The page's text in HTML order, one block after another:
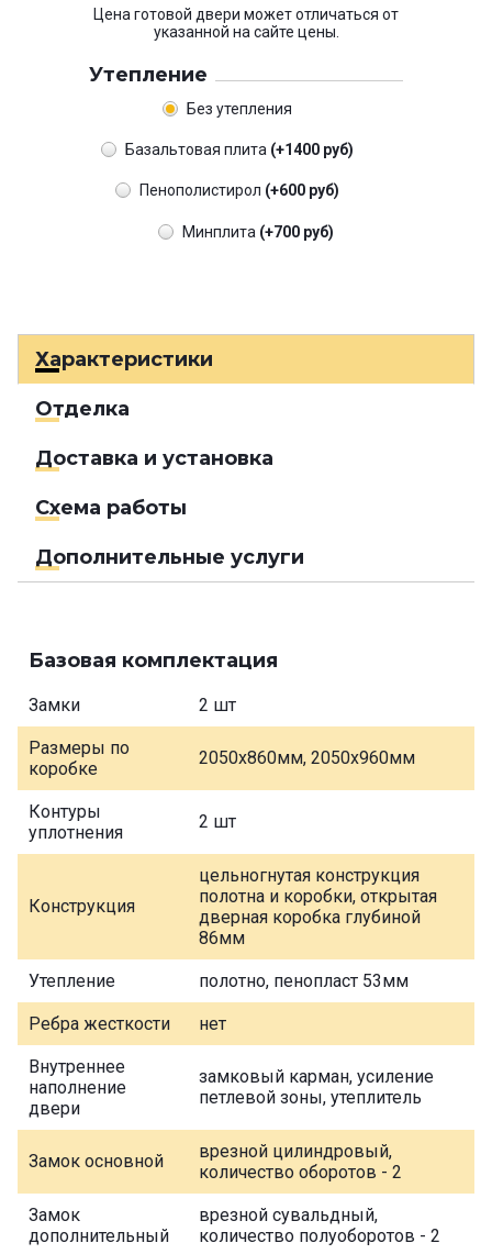
Цена готовой двери может отличаться от
указанной на сайте цены.
Утепление
Без утепления
Базальтовая плита (+1400 руб)
Пенополистирол (+600 руб)
Минплита (+700 руб)
Характеристики
Отделка
Доставка и установка
Схема работы
Дополнительные услуги
Базовая комплектация
Замки 2 шт
Размеры по
коробке
2050х860мм, 2050х960мм
Контуры
уплотнения
2 шт
Конструкция
цельногнутая конструкция
полотна и коробки, открытая
дверная коробка глубиной
86мм
Утепление полотно, пенопласт 53мм
Ребра жесткости нет
Внутреннее
наполнение
двери
замковый карман, усиление
петлевой зоны, утеплитель
Замок основной
врезной цилиндровый,
количество оборотов - 2
Замок
дополнительный
врезной сувальдный,
количество полуоборотов - 2